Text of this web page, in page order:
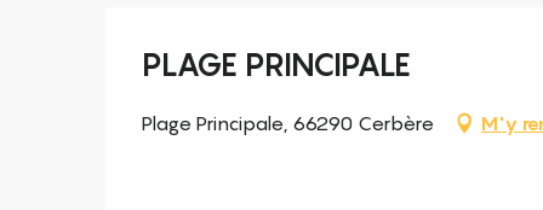
PLAGE PRINCIPALE
Plage Principale, 66290 Cerbère M'y